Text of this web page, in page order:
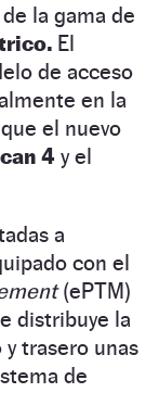
la gama de
El
de acceso
en la
el nuevo
4 y el
a
con el
(ePTM)
distribuye la
trasero unas
de